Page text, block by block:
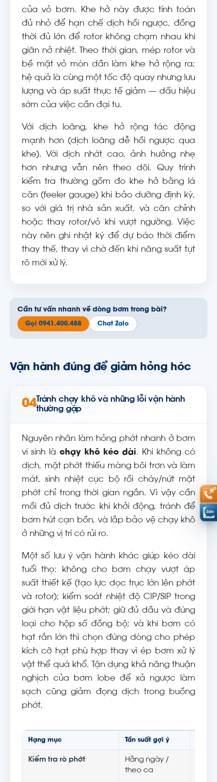
của vỏ bơm. Khe hở này được tính toán
đủ nhỏ để hạn chế dịch hồi ngược, đồng
thời đủ lớn để rotor không chạm nhau khi
giãn nở nhiệt. Theo thời gian, mép rotor và
bề mặt vỏ mòn dần làm khe hở rộng ra;
hệ quả là cùng một tốc độ quay nhưng lưu
lượng và áp suất thực tế giảm — dấu hiệu
sớm của việc cần đại tu.
Với dịch loãng, khe hở rộng tác động
mạnh hơn (dịch loãng dễ hồi ngược qua
khe). Với dịch nhớt cao, ảnh hưởng nhẹ
hơn nhưng vẫn nên theo dõi. Quy trình
kiểm tra thường gồm đo khe hở bằng lá
căn (feeler gauge) khi bảo dưỡng định kỳ,
so với giá trị nhà sản xuất, và căn chỉnh
hoặc thay rotor/vỏ khi vượt ngưỡng. Việc
này nên ghi nhật ký để dự báo thời điểm
thay thế, thay vì chờ đến khi năng suất tụt
rõ mới xử lý.
Cần tư vấn nhanh về dòng bơm trong bài?
Gọi 0941.400.488 Chat Zalo
Vận hành đúng để giảm hỏng hóc
04 Tránh chạy khô và những lỗi vận hành
thường gặp
Nguyên nhân làm hỏng phớt nhanh ở bơm
vi sinh là chạy khô kéo dài. Khi không có
dịch, mặt phớt thiếu màng bôi trơn và làm
mát, sinh nhiệt cục bộ rồi cháy/nứt mặt
phớt chỉ trong thời gian ngắn. Vì vậy cần
mồi đủ dịch trước khi khởi động, tránh để
bơm hút cạn bồn, và lắp bảo vệ chạy khô
ở những vị trí có rủi ro.
Một số lưu ý vận hành khác giúp kéo dài
tuổi thọ: không cho bơm chạy vượt áp
suất thiết kế (tạo lực dọc trục lớn lên phớt
và rotor); kiểm soát nhiệt độ CIP/SIP trong
giới hạn vật liệu phớt; giữ đủ dầu và đúng
loại cho hộp số đồng bộ; và khi bơm có
hạt rắn lớn thì chọn đúng dòng cho phép
kích cỡ hạt phù hợp thay vì ép bơm xử lý
vật thể quá khổ. Tận dụng khả năng thuận
nghịch của bơm lobe để xả ngược làm
sạch cũng giảm đọng dịch trong buồng
phớt.
Hạng mục Tần suất gợi ý
Kiểm tra rò phớt
Hằng ngày /
theo ca